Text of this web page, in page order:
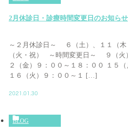
2月休診日・診療時間変更日のお知らせ
～２月休診日～ ６（土）、１１（木
（火・祝） ～時間変更日～ ９（火
２（金）９：００～１８：００ １５
１６（火）９：００～１ […]
2021.01.30
BLOG